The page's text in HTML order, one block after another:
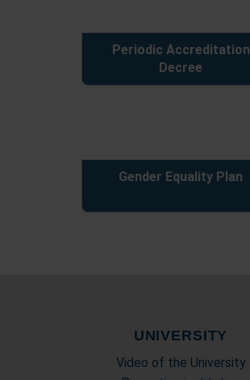
Periodic Accreditation
Decree
Gender Equality Plan
UNIVERSITY
Video of the University